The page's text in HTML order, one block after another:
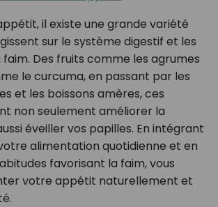
il existe une grande variété
sur le système digestif et les
Des fruits comme les agrumes
le curcuma, en passant par les
et les boissons amères, ces
non seulement améliorer la
éveiller vos papilles. En intégrant
alimentation quotidienne et en
favorisant la faim, vous
votre appétit naturellement et